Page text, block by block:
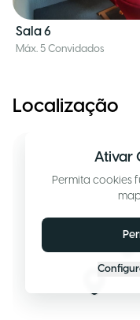
Sala 6
Máx. 5 Convidados
Localização
Ativar
Permita cookies